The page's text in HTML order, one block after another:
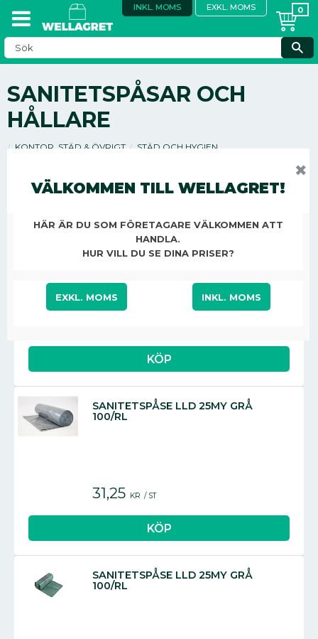
INKL. MOMS EXKL. MOMS
SANITETSPÅSAR OCH
HÅLLARE
KONTOR, STÄD & ÖVRIGT
STÄD OCH HYGIEN
SANITETSPÅSE KATRIN LADY 30/FP
SANITETSPÅSE LLD 25MY GRÅ
100/RL
31,25 KR / ST
SANITETSPÅSE LLD 25MY GRÅ
100/RL
VÄLKOMMEN TILL WELLAGRET!
HÄR ÄR DU SOM FÖRETAGARE VÄLKOMMEN ATT
HANDLA.
HUR VILL DU SE DINA PRISER?
EXKL. MOMS INKL. MOMS
✖